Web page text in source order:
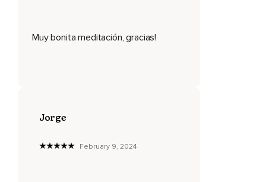
Vuelve una y otra vez a tu corazón y a tu respiración,
de tu corazón,
Muy bonita meditación, gracias!
Jorge
February 9, 2024